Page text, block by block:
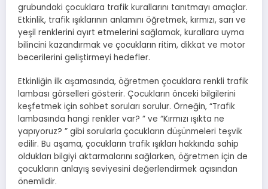
grubundaki çocuklara trafik kurallarını tanıtmayı amaçlar.
Etkinlik, trafik ışıklarının anlamını öğretmek, kırmızı, sarı ve
yeşil renklerini ayırt etmelerini sağlamak, kurallara uyma
bilincini kazandırmak ve çocukların ritim, dikkat ve motor
becerilerini geliştirmeyi hedefler.
Etkinliğin ilk aşamasında, öğretmen çocuklara renkli trafik
lambası görselleri gösterir. Çocukların önceki bilgilerini
keşfetmek için sohbet soruları sorulur. Örneğin, “Trafik
lambasında hangi renkler var? ” ve “Kırmızı ışıkta ne
yapıyoruz? ” gibi sorularla çocukların düşünmeleri teşvik
edilir. Bu aşama, çocukların trafik ışıkları hakkında sahip
oldukları bilgiyi aktarmalarını sağlarken, öğretmen için de
çocukların anlayış seviyesini değerlendirmek açısından
önemlidir.